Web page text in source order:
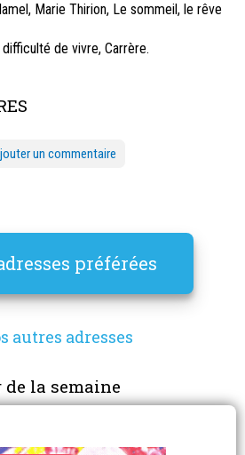
Marie Thirion, Le sommeil, le rêve
de vivre, Carrère.
un commentaire
préférées
autres adresses
de la semaine